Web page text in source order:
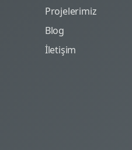
Projelerimiz
Blog
İletişim